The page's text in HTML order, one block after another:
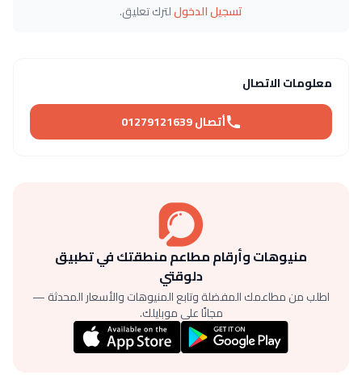
تسجيل الدخوللترك تعليق.
معلومات الاتصال
أتصال 01279121639
منيوهات وأرقام مطاعم منطقتك في تطبيق
دلوقتي
اطلب من مطاعمك المفضلة وتابع المنيوهات والأسعار المحدثة —
مجانًا على موبايلك.